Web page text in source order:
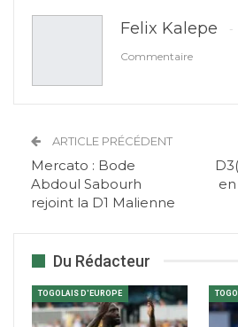
Felix Kalepe
Commentaire
ARTICLE PRÉCÉDENT
Mercato : Bode
Abdoul Sabourh
rejoint la D1 Malienne
Du Rédacteur
TOGOLAIS D'EUROPE